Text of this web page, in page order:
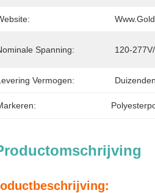
Spanning: 120-
Vermogen: